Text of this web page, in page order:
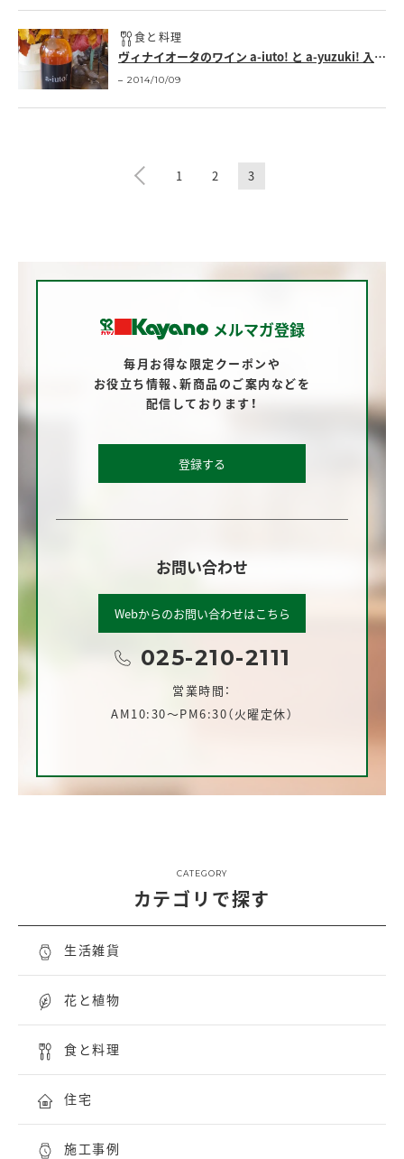
食と料理
ヴィナイオータのワイン a-iuto! と a-yuzuki! 入荷しています。 |
2014/10/09
1 2 3
メルマガ登録
毎月お得な限定クーポンや
お役立ち情報、新商品のご案内などを
配信しております！
登録する
お問い合わせ
Webからのお問い合わせはこちら
025-210-2111
営業時間：
AM10:30～PM6:30（火曜定休）
CATEGORY
カテゴリで探す
生活雑貨
花と植物
食と料理
住宅
施工事例